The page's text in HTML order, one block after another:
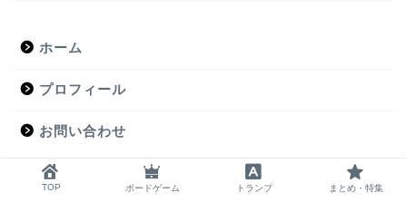
ホーム
プロフィール
お問い合わせ
TOP ボードゲーム トランプ まとめ・特集